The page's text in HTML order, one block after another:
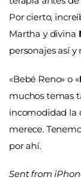
Por cierto,
Martha y divina
personajes así
«Bebé Reno» o «
muchos temas
incomodidad la
merece.
por ahí.
Sent from